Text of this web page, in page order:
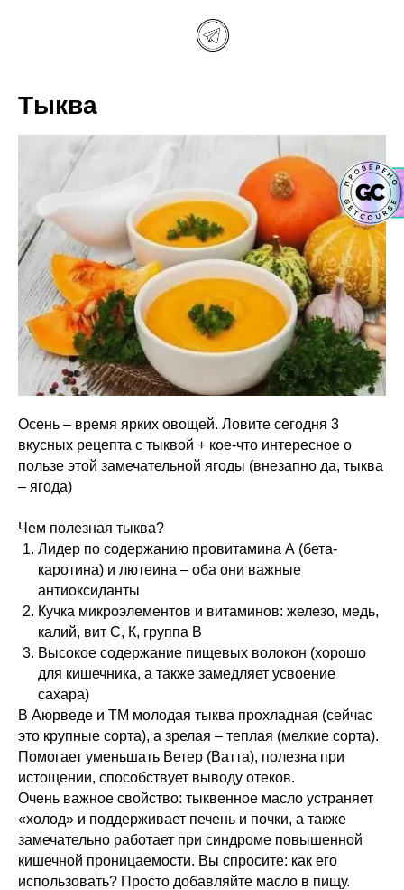
Тыква
Осень – время ярких овощей. Ловите сегодня 3
вкусных рецепта с тыквой + кое-что интересное о
пользе этой замечательной ягоды (внезапно да, тыква
– ягода)
Чем полезная тыква?
Лидер по содержанию провитамина А (бета-
каротина) и лютеина – оба они важные
антиоксиданты
Кучка микроэлементов и витаминов: железо, медь,
калий, вит С, К, группа В
Высокое содержание пищевых волокон (хорошо
для кишечника, а также замедляет усвоение
сахара)
В Аюрведе и ТМ молодая тыква прохладная (сейчас
это крупные сорта), а зрелая – теплая (мелкие сорта).
Помогает уменьшать Ветер (Ватта), полезна при
истощении, способствует выводу отеков.
Очень важное свойство: тыквенное масло устраняет
«холод» и поддерживает печень и почки, а также
замечательно работает при синдроме повышенной
кишечной проницаемости. Вы спросите: как его
использовать? Просто добавляйте масло в пищу.